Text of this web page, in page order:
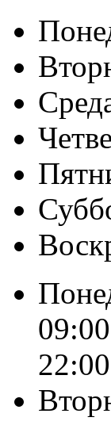
09:00
22:00